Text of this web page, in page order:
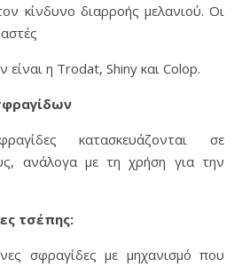
κίνδυνο διαρροής μελανιού. Οι
η Trodat, Shiny και Colop.
κατασκευάζονται σε
ανάλογα με τη χρήση για την
τσέπης:
σφραγίδες με μηχανισμό που